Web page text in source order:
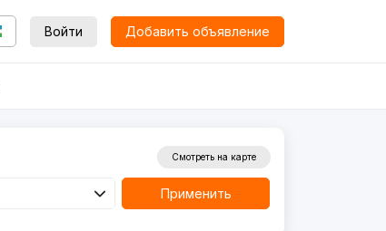
Войти Добавить объявление
Смотреть на карте
Применить